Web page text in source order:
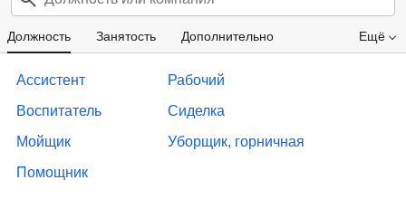
Ещё
Должность Занятость Дополнительно
Образование
Ассистент
Воспитатель
Мойщик
Помощник
Рабочий
Сиделка
Уборщик, горничная